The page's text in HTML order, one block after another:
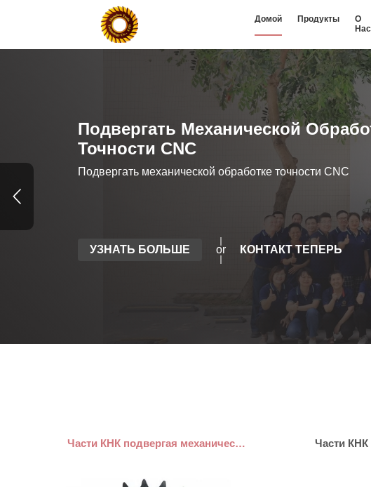
Домой Продукты
О
Нас
Подвергать Механической
Точности CNC
Подвергать механической обработке точности CNC
УЗНАТЬ БОЛЬШЕ or КОНТАКТ ТЕПЕРЬ
Части КНК подвергая механической обработке Части